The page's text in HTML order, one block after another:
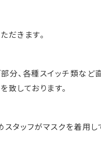
きます。
分、各種スイッチ類な
しております。
タッフがマスクを着用